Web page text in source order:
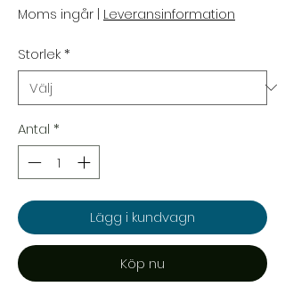
Moms ingår | Leveransinformation
Storlek*
Antal *
Lägg i kundvagn
Köp nu